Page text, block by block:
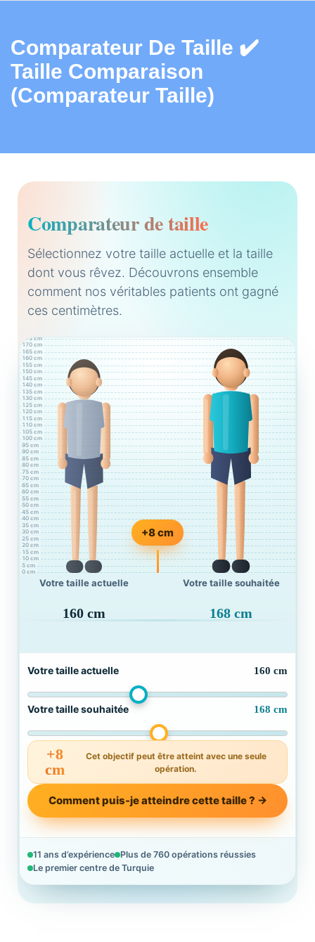
Comparateur De Taille ✔️
Taille Comparaison
(Comparateur Taille)
Comparateur de taille
Sélectionnez votre taille actuelle et la taille
dont vous rêvez. Découvrons ensemble
comment nos véritables patients ont gagné
ces centimètres.
0 cm
5 cm
10 cm
15 cm
20 cm
25 cm
30 cm
35 cm
40 cm
45 cm
50 cm
55 cm
60 cm
65 cm
70 cm
75 cm
80 cm
85 cm
90 cm
95 cm
100 cm
105 cm
110 cm
115 cm
120 cm
125 cm
130 cm
135 cm
140 cm
145 cm
150 cm
155 cm
160 cm
165 cm
170 cm
175 cm
190 cm
195 cm
205 cm
210 cm
Votre taille actuelle
160 cm
Votre taille souhaitée
168 cm
+8 cm
Votre taille actuelle 160 cm
Votre taille souhaitée 168 cm
+8
cm
Cet objectif peut être atteint avec une seule
opération.
Comment puis-je atteindre cette taille ? →
11 ans d’expérience Plus de 760 opérations réussies
Le premier centre de Turquie